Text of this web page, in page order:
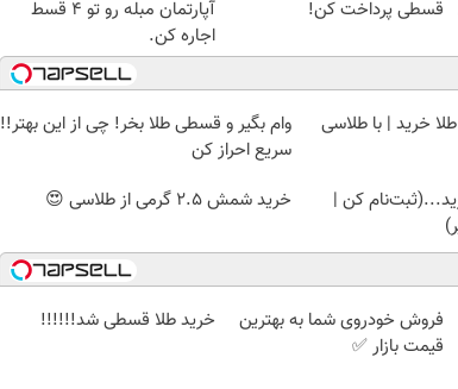
قسطی پرداخت کن!
آپارتمان مبله رو تو 4 قسط
اجاره کن.
خرید | با طلاسی
وام بگیر و قسطی طلا بخر! چی از این بهتر!!
سریع احراز کن
کن |
خرید شمش 2.5 گرمی از طلاسی 😍
فروش خودروی شما به بهترین
قیمت بازار ✅
خرید طلا قسطی شد!!!!!!